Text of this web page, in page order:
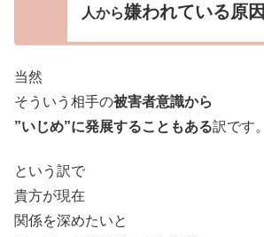
人から嫌われている原因
当然
そういう相手の被害者意識から
”いじめ”に発展することもある訳です。
という訳で
貴方が現在
関係を深めたいと